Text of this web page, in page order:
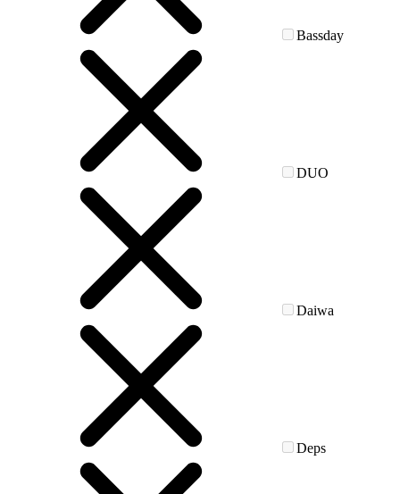
Bassday
DUO
Daiwa
Deps